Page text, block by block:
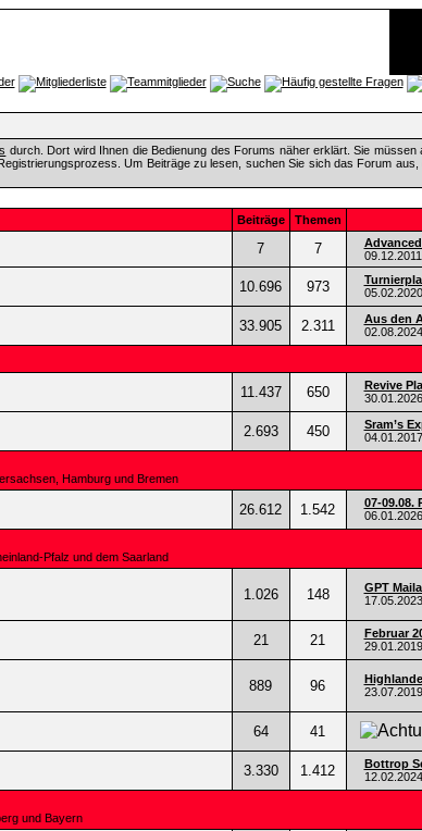
durch. Dort wird Ihnen die Bedienung des Forums näher erklärt. Sie
Um Beiträge zu lesen, suchen Sie sich das Forum
Beiträge Themen
7 7
09.12.2011
10.696 973
05.02.2020
33.905 2.311
Aus den
02.08.2024
11.437 650
Revive
30.01.2026
2.693 450
Sram’s
04.01.2017
Hamburg und Bremen
26.612 1.542
07-09.08.
06.01.2026
Pfalz und dem Saarland
1.026 148
GPT
17.05.2023
21 21
Februar
29.01.2019
889 96
23.07.2019
64 41
3.330 1.412
Bottrop
12.02.2024
und Bayern